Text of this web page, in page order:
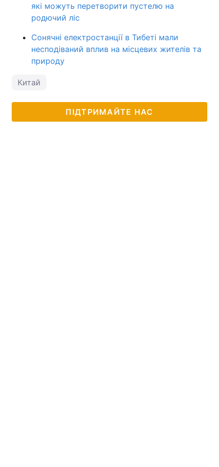
які можуть перетворити пустелю на
родючий ліс
Сонячні електростанції в Тибеті мали
несподіваний вплив на місцевих жителів та
природу
Китай
ПІДТРИМАЙТЕ НАС